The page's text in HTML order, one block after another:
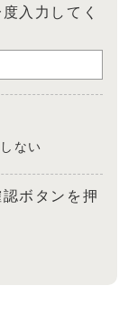
入力してく
ない
ボタンを押